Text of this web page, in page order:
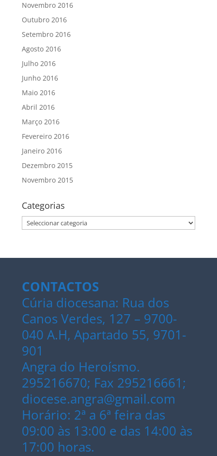
Novembro 2016
Outubro 2016
Setembro 2016
Agosto 2016
Julho 2016
Junho 2016
Maio 2016
Abril 2016
Março 2016
Fevereiro 2016
Janeiro 2016
Dezembro 2015
Novembro 2015
Categorias
Categorias
CONTACTOS
Cúria diocesana: Rua dos
Canos Verdes, 127 – 9700-
040 A.H, Apartado 55, 9701-
901
Angra do Heroísmo.
295216670; Fax 295216661;
diocese.angra@gmail.com
Horário: 2ª a 6ª feira das
09:00 às 13:00 e das 14:00 às
17:00 horas.